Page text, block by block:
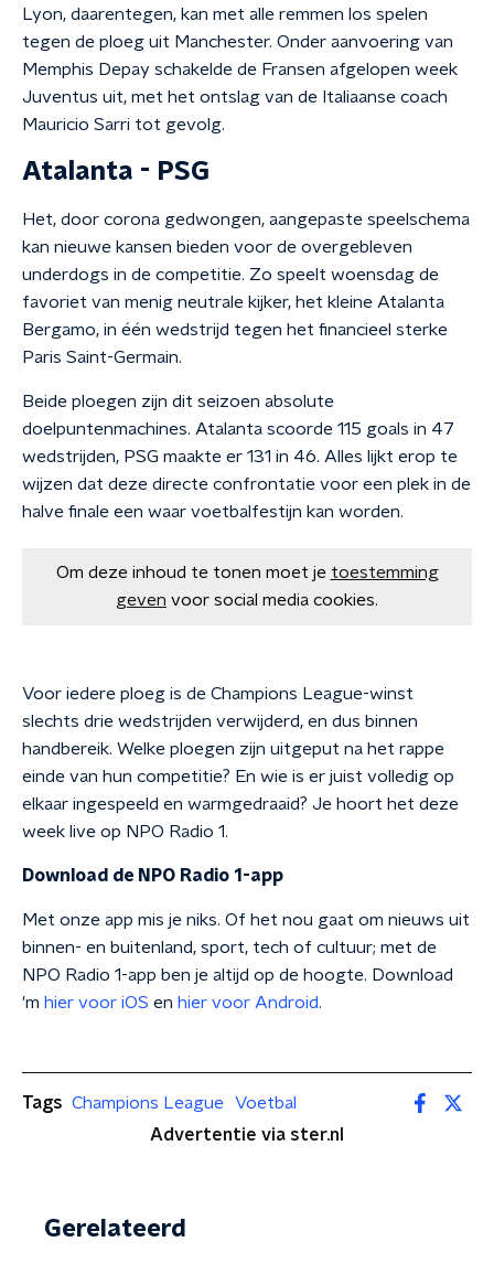
Lyon, daarentegen, kan met alle remmen los spelen
tegen de ploeg uit Manchester. Onder aanvoering van
Memphis Depay schakelde de Fransen afgelopen week
Juventus uit, met het ontslag van de Italiaanse coach
Mauricio Sarri tot gevolg.
Atalanta - PSG
Het, door corona gedwongen, aangepaste speelschema
kan nieuwe kansen bieden voor de overgebleven
underdogs in de competitie. Zo speelt woensdag de
favoriet van menig neutrale kijker, het kleine Atalanta
Bergamo, in één wedstrijd tegen het financieel sterke
Paris Saint-Germain.
Beide ploegen zijn dit seizoen absolute
doelpuntenmachines. Atalanta scoorde 115 goals in 47
wedstrijden, PSG maakte er 131 in 46. Alles lijkt erop te
wijzen dat deze directe confrontatie voor een plek in de
halve finale een waar voetbalfestijn kan worden.
Om deze inhoud te tonen moet je toestemming
geven voor social media cookies.
Voor iedere ploeg is de Champions League-winst
slechts drie wedstrijden verwijderd, en dus binnen
handbereik. Welke ploegen zijn uitgeput na het rappe
einde van hun competitie? En wie is er juist volledig op
elkaar ingespeeld en warmgedraaid? Je hoort het deze
week live op NPO Radio 1.
Download de NPO Radio 1-app
Met onze app mis je niks. Of het nou gaat om nieuws uit
binnen- en buitenland, sport, tech of cultuur; met de
NPO Radio 1-app ben je altijd op de hoogte. Download
'm hier voor iOS en hier voor Android.
Tags Champions League
Voetbal
Advertentie via ster.nl
Gerelateerd